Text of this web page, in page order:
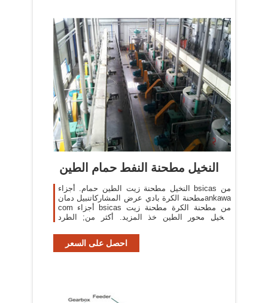
النخيل مطحنة النفط حمام الطين
النخيل مطحنة زيت الطين حمام. أجزاء bsicas من
مطحنة الكرة بادي عرض المشاركاتنبيل دمانankawa
com أجزاء bsicas من مطحنة الكرة مطحنة زيت
النخيل محور الطين خذ المزيد. أكثر من; الطرد
احصل على السعر